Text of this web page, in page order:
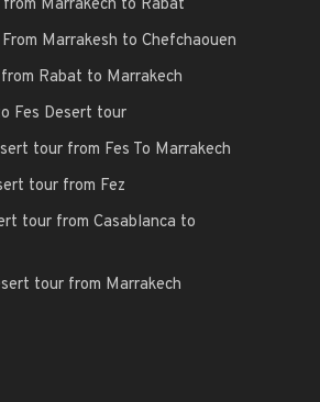
Marrakech to Rabat
Marrakesh to Chefchaouen
Rabat to Marrakech
Fes Desert tour
tour from Fes To Marrakech
tour from Fez
tour from Casablanca to
tour from Marrakech